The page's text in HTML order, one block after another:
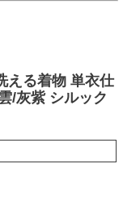
る着物 単衣仕
/灰紫 シルック